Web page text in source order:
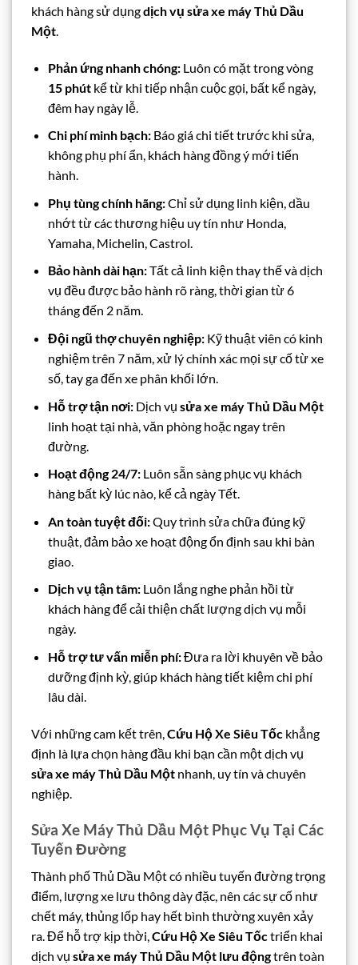
khách hàng sử dụngdịch vụ sửa xe máy Thủ Dầu
Một.
Phản ứng nhanh chóng:Luôn có mặt trong vòng
15 phútkể từ khi tiếp nhận cuộc gọi, bất kể ngày,
đêm hay ngày lễ.
Chi phí minh bạch:Báo giá chi tiết trước khi sửa,
không phụ phí ẩn, khách hàng đồng ý mới tiến
hành.
Phụ tùng chính hãng:Chỉ sử dụng linh kiện, dầu
nhớt từ các thương hiệu uy tín như Honda,
Yamaha, Michelin, Castrol.
Bảo hành dài hạn:Tất cả linh kiện thay thế và dịch
vụ đều được bảo hành rõ ràng, thời gian từ 6
tháng đến 2 năm.
Đội ngũ thợ chuyên nghiệp:Kỹ thuật viên có kinh
nghiệm trên 7 năm, xử lý chính xác mọi sự cố từ xe
số, tay ga đến xe phân khối lớn.
Hỗ trợ tận nơi:Dịch vụ sửa xe máy Thủ Dầu Một
linh hoạt tại nhà, văn phòng hoặc ngay trên
đường.
Hoạt động 24/7:Luôn sẵn sàng phục vụ khách
hàng bất kỳ lúc nào, kể cả ngày Tết.
An toàn tuyệt đối:Quy trình sửa chữa đúng kỹ
thuật, đảm bảo xe hoạt động ổn định sau khi bàn
giao.
Dịch vụ tận tâm:Luôn lắng nghe phản hồi từ
khách hàng để cải thiện chất lượng dịch vụ mỗi
ngày.
Hỗ trợ tư vấn miễn phí:Đưa ra lời khuyên về bảo
dưỡng định kỳ, giúp khách hàng tiết kiệm chi phí
lâu dài.
Với những cam kết trên, Cứu Hộ Xe Siêu Tốc khẳng
định là lựa chọn hàng đầu khi bạn cần một dịch vụ
sửa xe máy Thủ Dầu Một nhanh, uy tín và chuyên
nghiệp.
Sửa Xe Máy Thủ Dầu Một Phục Vụ Tại Các
Tuyến Đường
Thành phố Thủ Dầu Một có nhiều tuyến đường trọng
điểm, lượng xe lưu thông dày đặc, nên các sự cố như
chết máy, thủng lốp hay hết bình thường xuyên xảy
ra. Để hỗ trợ kịp thời,Cứu Hộ Xe Siêu Tốctriển khai
dịch vụ sửa xe máy Thủ Dầu Một lưu độngtrên toàn